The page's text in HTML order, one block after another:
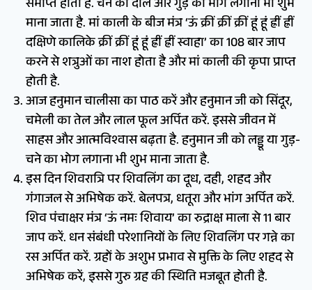
समाप्त होती है. चने की दाल और गुड़ का भोग लगाना भी शुभ
माना जाता है. मां काली के बीज मंत्र ‘ऊं क्रीं क्रीं क्रीं हूं हूं ह्रीं ह्रीं
दक्षिणे कालिके क्रीं क्रीं हूं हूं ह्रीं ह्रीं स्वाहा’ का 108 बार जाप
करने से शत्रुओं का नाश होता है और मां काली की कृपा प्राप्त
होती है.
आज हनुमान चालीसा का पाठ करें और हनुमान जी को सिंदूर,
चमेली का तेल और लाल फूल अर्पित करें. इससे जीवन में
साहस और आत्मविश्वास बढ़ता है. हनुमान जी को लड्डू या गुड़-
चने का भोग लगाना भी शुभ माना जाता है.
इस दिन शिवरात्रि पर शिवलिंग का दूध, दही, शहद और
गंगाजल से अभिषेक करें. बेलपत्र, धतूरा और भांग अर्पित करें.
शिव पंचाक्षर मंत्र ‘ऊं नमः शिवाय’ का रुद्राक्ष माला से 11 बार
जाप करें. धन संबंधी परेशानियों के लिए शिवलिंग पर गन्ने का
रस अर्पित करें. ग्रहों के अशुभ प्रभाव से मुक्ति के लिए शहद से
अभिषेक करें, इससे गुरु ग्रह की स्थिति मजबूत होती है.